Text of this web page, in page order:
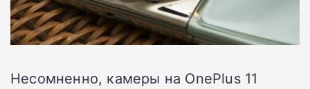
Несомненно, камеры на OnePlus 11